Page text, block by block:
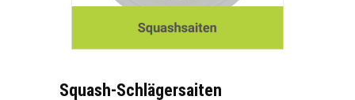
Squash-Schlägersaiten